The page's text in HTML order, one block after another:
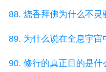
88. 烧香拜佛为什么不灵
89. 为什么说在全息宇宙
90. 修行的真正目的是什